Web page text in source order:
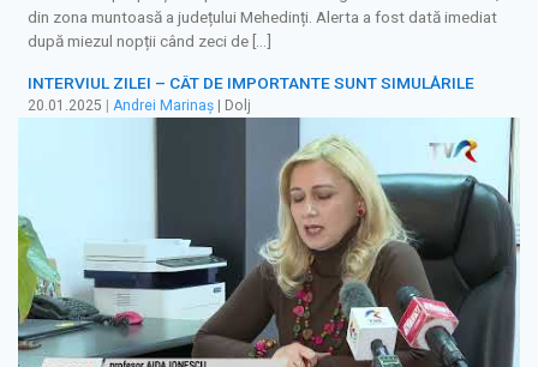
din zona muntoasă a județului Mehedinți. Alerta a fost dată imediat
după miezul nopții când zeci de […]
INTERVIUL ZILEI – CÂT DE IMPORTANTE SUNT SIMULĂRILE
20.01.2025 Andrei Marinaș | Dolj